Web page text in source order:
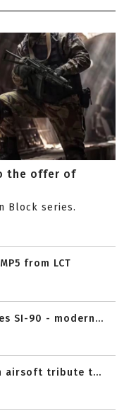
the offer of
Block series.
from LCT
SI-90 - modern...
airsoft tribute t...